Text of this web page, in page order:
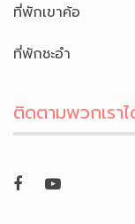
ที่พักเขาค้อ
ที่พักชะอำ
ติดตามพวกเรา